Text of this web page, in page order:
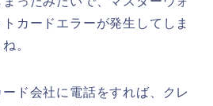
カードエラーが発生してしま
。
ド会社に電話をすれば、クレ